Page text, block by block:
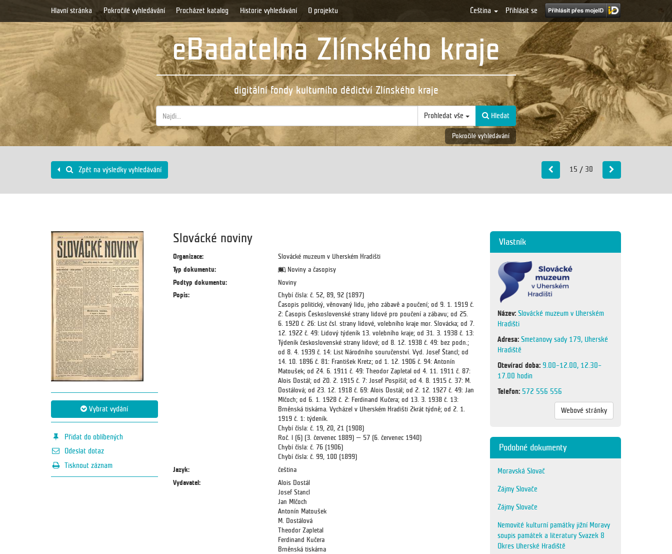
Hlavní stránka Pokročilé vyhledávání Procházet katalog Historie vyhledávání O projektu Čeština Přihlásit se
eBadatelna Zlínského kraje
digitální fondy kulturního dědictví Zlínského kraje
Prohledat vše Hledat
Pokročilé vyhledávání
Zpět na výsledky vyhledávání 15 / 30
Vybrat vydání
Přidat do oblíbených
Odeslat dotaz
Tisknout záznam
Slovácké noviny
Organizace:
Slovácké muzeum v Uherském Hradišti
Typ dokumentu:
Noviny a časopisy
Podtyp dokumentu:
Noviny
Popis:
Chybí čísla: č. 52, 89, 92 (1897)
Časopis politický, věnovaný lidu, jeho zábavě a poučení; od 9. 1. 1919 č.
2: Časopis Československé strany lidové pro poučení a zábavu; od 25.
6. 1920 č. 26: List čsl. strany lidové, volebního kraje mor. Slovácka; od 7.
12. 1922 č. 49: Lidový týdeník 13. volebního kraje; od 31. 3. 1938 č. 13:
Týdeník československé strany lidové; od 8. 12. 1938 č. 49: bez podn.;
od 8. 4. 1939 č. 14: List Národního souručenství. Vyd. Josef Štancl; od
14. 10. 1896 č. 81: František Kretz; od 1. 12. 1906 č. 94: Antonín
Matoušek; od 24. 6. 1911 č. 49: Theodor Zapletal od 4. 11. 1911 č. 87:
Alois Dostál; od 20. 2. 1915 č. 7: Josef Pospíšil; od 4. 8. 1915 č. 37: M.
Dostálová; od 23. 12. 1918 č. 69: Alois Dostál; od 2. 12. 1927 č. 49: Jan
Mlčoch; od 6. 1. 1928 č. 2: Ferdinand Kučera; od 13. 3. 1938 č. 13:
Brněnská tiskárna. Vycházel v Uherském Hradišti 2krát týdně; od 2. 1.
1919 č. 1: týdeník.
Chybí čísla: č. 19, 20, 21 (1908)
Roč. l (6) (3. červenec 1889) — 57 (6. červenec 1940)
Chybí čísla: č. 76 (1906)
Chybí čísla: č. 99, 100 (1899)
Jazyk:
čeština
Vydavatel:
Alois Dostál
Josef Stancl
Jan Mlčoch
Antonín Matoušek
M. Dostálová
Theodor Zapletal
Ferdinand Kučera
Brněnská tiskárna
Vlastník
Název: Slovácké muzeum v Uherském
Hradišti
Adresa: Smetanovy sady 179, Uherské
Hradiště
Otevírací doba: 9.00–12.00, 12.30–
17.00 hodin
Telefon: 572 556 556
Webové stránky
Podobné dokumenty
Moravská Slovač
Zájmy Slovače
Zájmy Slovače
Nemovité kulturní památky jižní Moravy
soupis památek a literatury Svazek 8
Okres Uherské Hradiště